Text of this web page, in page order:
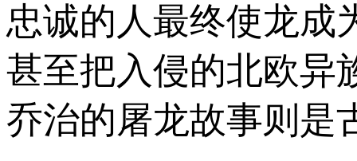
忠诚的人最终使龙成
甚至把入侵的北欧异
乔治的屠龙故事则是